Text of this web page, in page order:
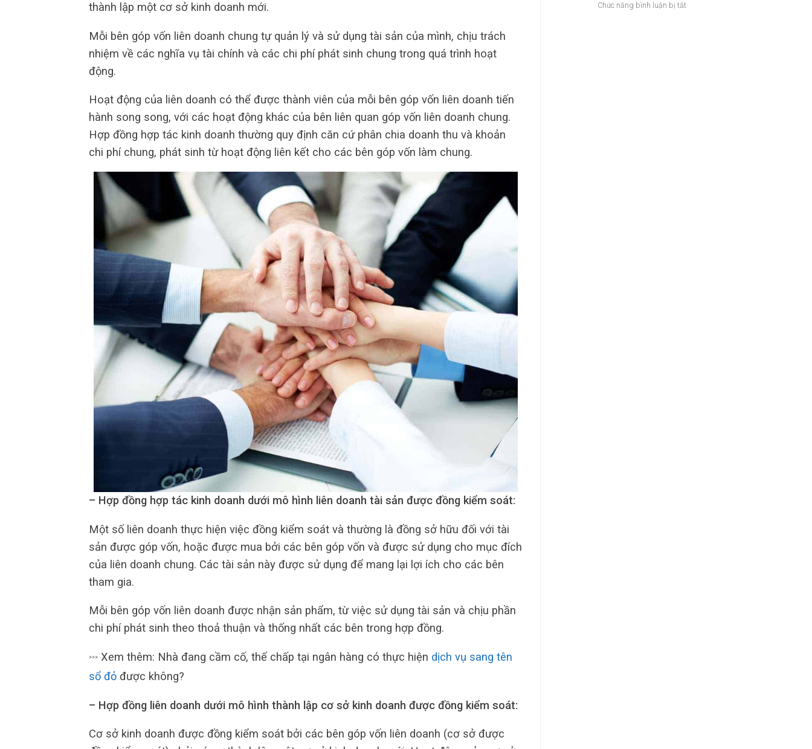
thành lập một cơ sở kinh doanh mới.
Mỗi bên góp vốn liên doanh chung tự quản lý và sử dụng tài sản của mình, chịu trách
nhiệm về các nghĩa vụ tài chính và các chi phí phát sinh chung trong quá trình hoạt
động.
Hoạt động của liên doanh có thể được thành viên của mỗi bên góp vốn liên doanh tiến
hành song song, với các hoạt động khác của bên liên quan góp vốn liên doanh chung.
Hợp đồng hợp tác kinh doanh thường quy định căn cứ phân chia doanh thu và khoản
chi phí chung, phát sinh từ hoạt động liên kết cho các bên góp vốn làm chung.
– Hợp đồng hợp tác kinh doanh dưới mô hình liên doanh tài sản được đồng kiểm soát:
Một số liên doanh thực hiện việc đồng kiểm soát và thường là đồng sở hữu đối với tài
sản được góp vốn, hoặc được mua bởi các bên góp vốn và được sử dụng cho mục đích
của liên doanh chung. Các tài sản này được sử dụng để mang lại lợi ích cho các bên
tham gia.
Mỗi bên góp vốn liên doanh được nhận sản phẩm, từ việc sử dụng tài sản và chịu phần
chi phí phát sinh theo thoả thuận và thống nhất các bên trong hợp đồng.
>>> Xem thêm: Nhà đang cầm cố, thế chấp tại ngân hàng có thực hiện dịch vụ sang tên
sổ đỏ được không?
– Hợp đồng liên doanh dưới mô hình thành lập cơ sở kinh doanh được đồng kiểm soát:
Cơ sở kinh doanh được đồng kiểm soát bởi các bên góp vốn liên doanh (cơ sở được
mua
Chức năng bình luận bị tắt